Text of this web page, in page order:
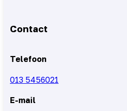
Contact
Telefoon
013 5456021
E-mail